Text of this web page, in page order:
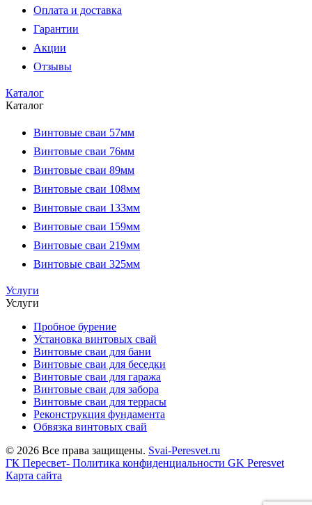
Оплата и доставка
Гарантии
Акции
Отзывы
Каталог
Каталог
Винтовые сваи 57мм
Винтовые сваи 76мм
Винтовые сваи 89мм
Винтовые сваи 108мм
Винтовые сваи 133мм
Винтовые сваи 159мм
Винтовые сваи 219мм
Винтовые сваи 325мм
Услуги
Услуги
Пробное бурение
Установка винтовых свай
Винтовые сваи для бани
Винтовые сваи для беседки
Винтовые сваи для гаража
Винтовые сваи для забора
Винтовые сваи для террасы
Реконструкция фундамента
Обвязка винтовых свай
© 2026 Все права защищены. Svai-Peresvet.ru
ГК Пересвет- Политика конфиденциальности GK Peresvet
Карта сайта